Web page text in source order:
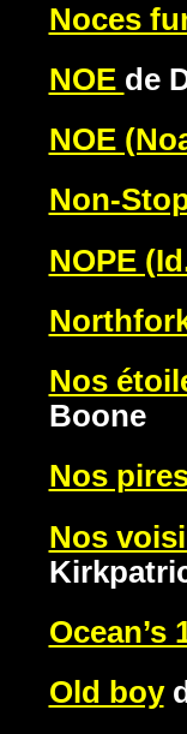
Noces
NOE de
NOE
Non-
NOPE
Nos
Boone
Nos
Nos
Ocean’s
Old boy